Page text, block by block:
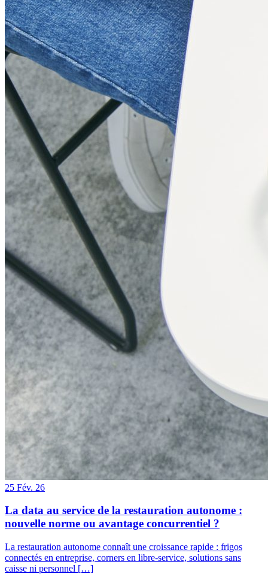
25 Fév. 26
La data au service de la restauration autonome :
nouvelle norme ou avantage concurrentiel ?
La restauration autonome connaît une croissance rapide : frigos
connectés en entreprise, corners en libre-service, solutions sans
caisse ni personnel […]